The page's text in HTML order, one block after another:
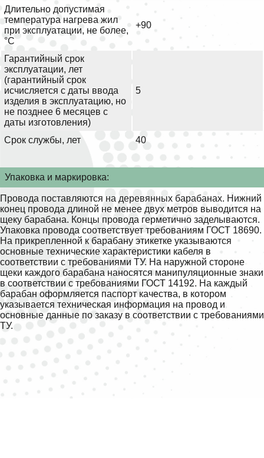
Длительно допустимая
температура нагрева жил
при эксплуатации, не более,
°С
+90
Гарантийный срок
эксплуатации, лет
(гарантийный срок
исчисляется с даты ввода
изделия в эксплуатацию, но
не позднее 6 месяцев с
даты изготовления)
5
Срок службы, лет 40
Упаковка и маркировка:
Провода поставляются на деревянных барабанах. Нижний
конец провода длиной не менее двух метров выводится на
щеку барабана. Концы провода герметично заделываются.
Упаковка провода соответствует требованиям ГОСТ 18690.
На прикрепленной к барабану этикетке указываются
основные технические характеристики кабеля в
соответствии с требованиями ТУ. На наружной стороне
щеки каждого барабана наносятся манипуляционные знаки
в соответствии с требованиями ГОСТ 14192. На каждый
барабан оформляется паспорт качества, в котором
указывается техническая информация на провод и
основные данные по заказу в соответствии с требованиями
ТУ.